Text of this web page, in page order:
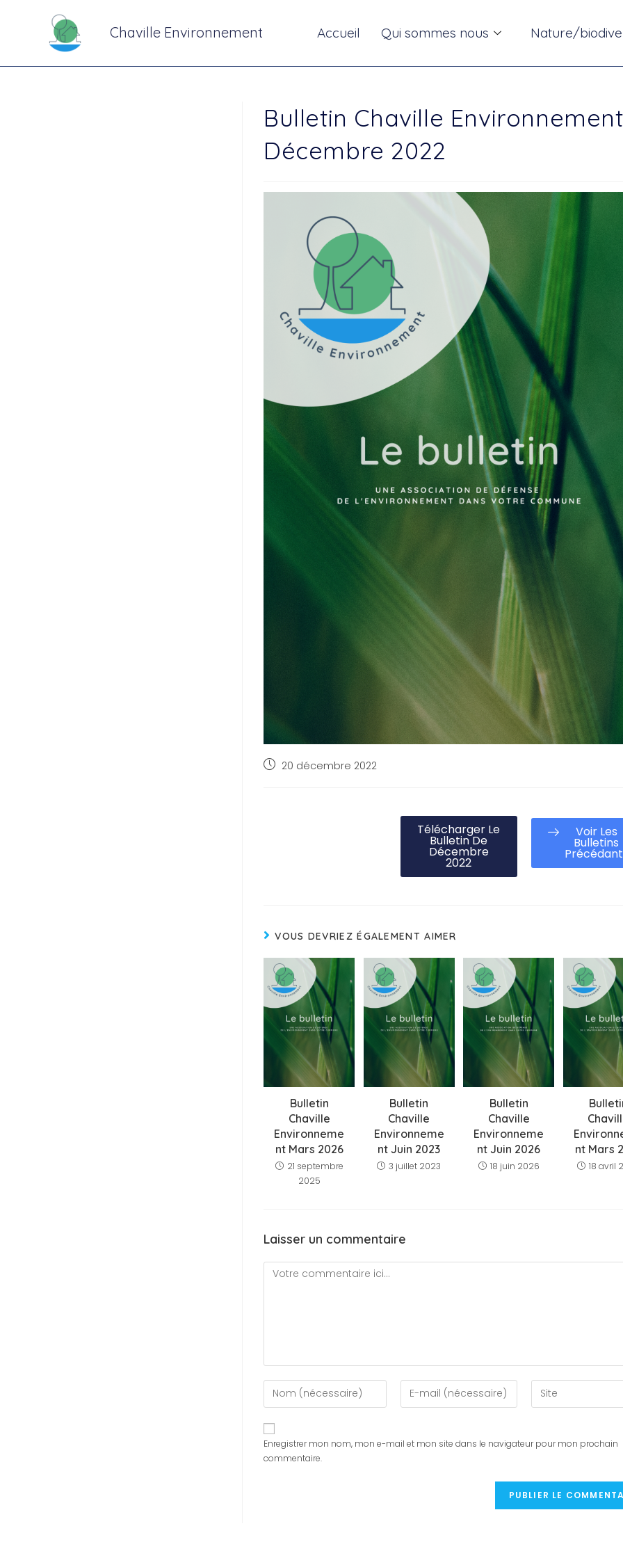
Chaville Environnement Accueil Qui sommes nous Nature/
Bulletin Chaville Environnement
Décembre 2022
20 décembre 2022
Télécharger Le
Bulletin De
Décembre
2022
Voir Les
Bulletins
VOUS DEVRIEZ ÉGALEMENT AIMER
Bulletin
Chaville
Environneme
nt Mars 2026
21 septembre
2025
Bulletin
Chaville
Environneme
nt Juin 2023
3 juillet 2023
Bulletin
Chaville
Environneme
nt Juin 2026
18 juin 2026
nt Mars
18 avril
Laisser un commentaire
Enregistrer mon nom, mon e-mail et mon site dans le navigateur pour mon prochain
commentaire.